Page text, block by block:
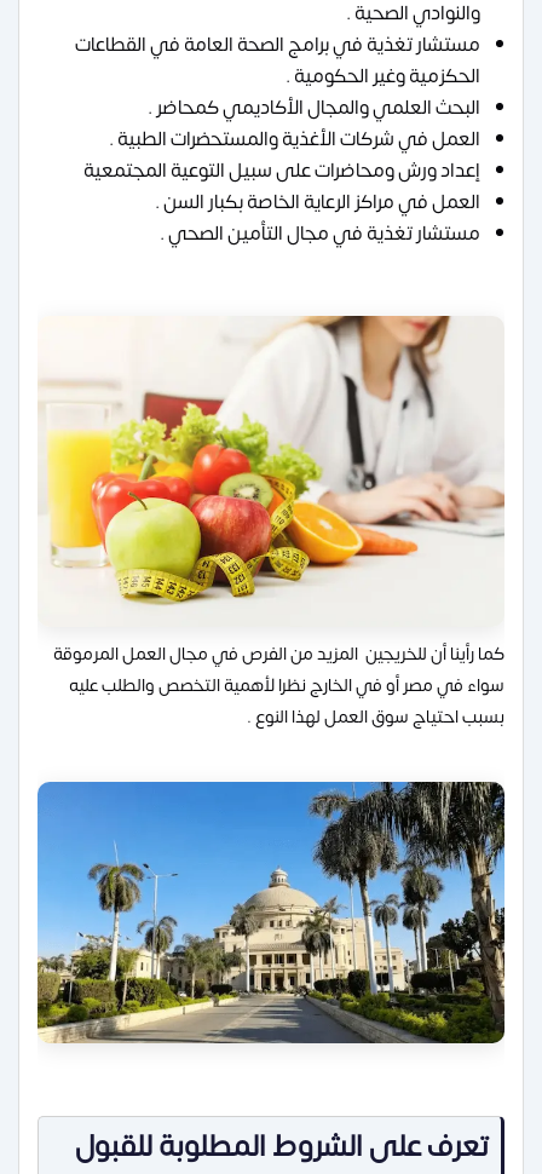
والنوادي الصحية .
مستشار تغذية في برامج الصحة العامة في القطاعات
الحكزمية وغير الحكومية .
البحث العلمي والمجال الأكاديمي كمحاضر .
العمل في شركات الأغذية والمستحضرات الطبية .
إعداد ورش ومحاضرات على سبيل التوعية المجتمعية
العمل في مراكز الرعاية الخاصة بكبار السن .
مستشار تغذية في مجال التأمين الصحي .
كما رأينا أن للخريجين المزيد من الفرص في مجال العمل المرموقة
سواء في مصر أو في الخارج نظرا لأهمية التخصص والطلب عليه
بسبب احتياج سوق العمل لهذا النوع .
تعرف على الشروط المطلوبة للقبول